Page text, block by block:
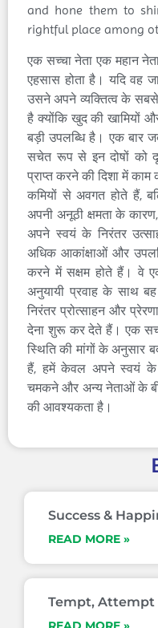
and hone them to
rightful place among
एक सच्चा नेता एक महान
एहसास होता है। यदि वह
उसने अपने व्यक्तित्व के
है क्योंकि खुद की खामियों
बड़ी उपलब्धि है। एक बार
सचेत रूप से इन दोषों को
प्राप्त करने की दिशा में
कमियों से अवगत होते हैं,
अपनी अनूठी क्षमता के
अपने स्वयं के निरंतर
अधिक आकांक्षाओं और
करने में सक्षम होते हैं। वे
अनुयायी प्रवाह के साथ
निरंतर प्रोत्साहन और
देना शुरू कर देते हैं। एक
स्थिति की मांगों के अनुसार
हैं, हमें केवल अपने स्वयं के
चमकने और अन्य नेताओं के
की आवश्यकता है।
Success &
READ MORE »
Tempt, Attempt